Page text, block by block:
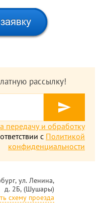
рассылку!
передачу и обработку
с Политикой
конфиденциальности
ул. Ленина,
д. 2Б, (Шушары)
схему проезда